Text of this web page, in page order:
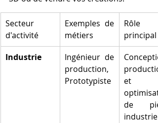
Secteur
d'activité
Exemples de
métiers
Rôle
principal
Industrie
Ingénieur de
production,
Prototypiste
et
de